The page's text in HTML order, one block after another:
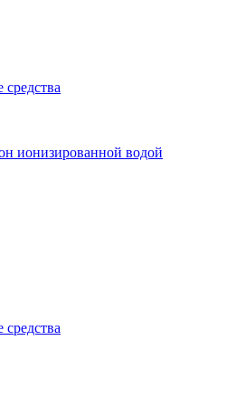
ионизированной водой